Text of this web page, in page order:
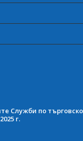
Служби по
г.